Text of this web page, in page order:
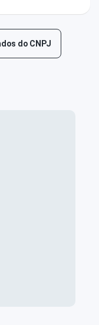
do CNPJ